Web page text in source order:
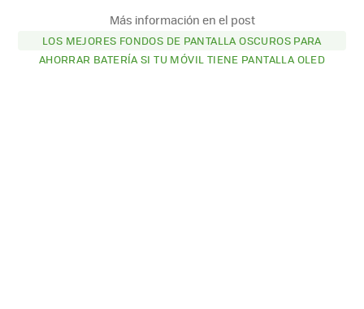
Más información en el post
LOS MEJORES FONDOS DE PANTALLA OSCUROS PARA
AHORRAR BATERÍA SI TU MÓVIL TIENE PANTALLA OLED